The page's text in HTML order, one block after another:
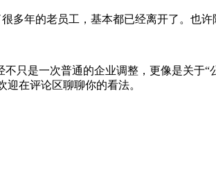
多年的老员工，基本都已经离开了。也
只是一次普通的企业调整，更像是关于
在评论区聊聊你的看法。